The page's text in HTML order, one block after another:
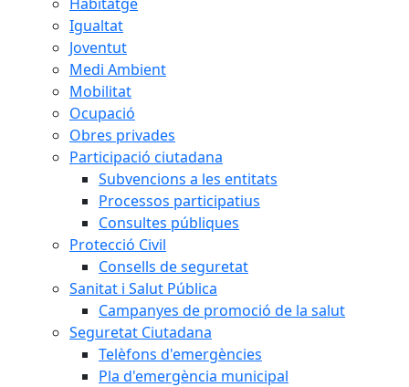
Igualtat
Joventut
Medi Ambient
Mobilitat
Ocupació
Obres privades
Participació ciutadana
Subvencions a les entitats
Processos participatius
Consultes públiques
Protecció Civil
Consells de seguretat
Sanitat i Salut Pública
Campanyes de promoció de la salut
Seguretat Ciutadana
Telèfons d'emergències
Pla d'emergència municipal